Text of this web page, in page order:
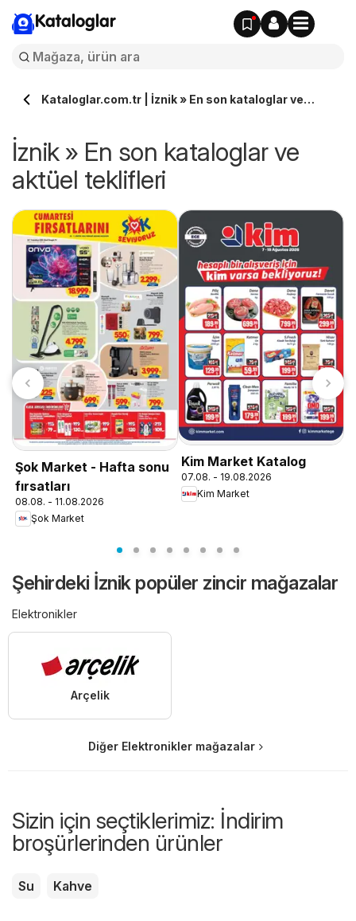
Kataloglar
Kataloglar.com.tr | İznik » En son kataloglar ve
İznik » En son kataloglar ve
aktüel teklifleri
Şok Market - Hafta sonu
fırsatları
08.08. - 11.08.2026
Şok Market
Kim Market Katalog
07.08. - 19.08.2026
Kim Market
Şehirdeki İznik popüler zincir mağazalar
Elektronikler
Arçelik
Diğer Elektronikler mağazalar
Sizin için seçtiklerimiz: İndirim
broşürlerinden ürünler
Su Kahve